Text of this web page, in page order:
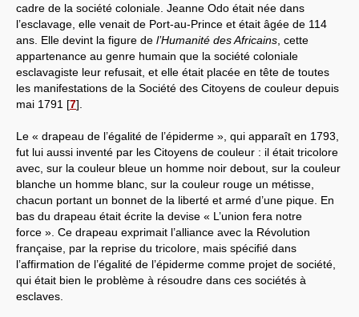
cadre de la société coloniale. Jeanne Odo était née dans
l’esclavage, elle venait de Port-au-Prince et était âgée de 114
ans. Elle devint la figure de l’Humanité des Africains , cette
appartenance au genre humain que la société coloniale
esclavagiste leur refusait, et elle était placée en tête de toutes
les manifestations de la Société des Citoyens de couleur depuis
mai 1791 [7]
Le « drapeau de l’égalité de l’épiderme », qui apparaît en 1793,
fut lui aussi inventé par les Citoyens de couleur : il était tricolore
avec, sur la couleur bleue un homme noir debout, sur la couleur
blanche un homme blanc, sur la couleur rouge un métisse,
chacun portant un bonnet de la liberté et armé d’une pique. En
bas du drapeau était écrite la devise « L’union fera notre
force ». Ce drapeau exprimait l’alliance avec la Révolution
française, par la reprise du tricolore, mais spécifié dans
l’affirmation de l’égalité de l’épiderme comme projet de société,
qui était bien le problème à résoudre dans ces sociétés à
esclaves.